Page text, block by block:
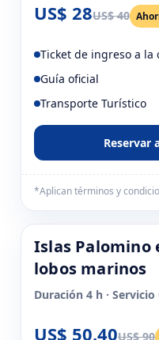
US$ 28US$ 40
Ticket de ingreso a la
Guía oficial
Transporte Turístico
Reservar
*Aplican términos y
-44% OFF
Islas Palomino
lobos marinos
Duración 4 h ·
US$ 50.40US$ 90